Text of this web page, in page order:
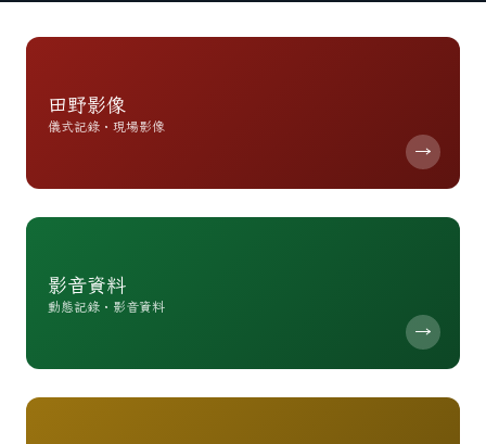
田野影像
儀式記錄・現場影像
→
影音資料
動態記錄・影音資料
→